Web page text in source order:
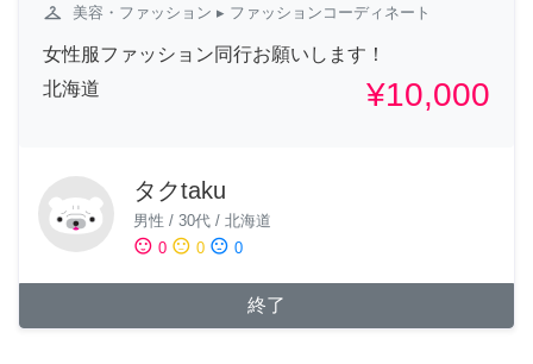
checkroom 美容・ファッション ▸ ファッションコーディネート
女性服ファッション同行お願いします！
北海道
¥10,000
タクtaku
男性 / 30代 / 北海道
sentiment_satisfied 0 sentiment_neutral 0 sentiment_dissatisfied 0
終了